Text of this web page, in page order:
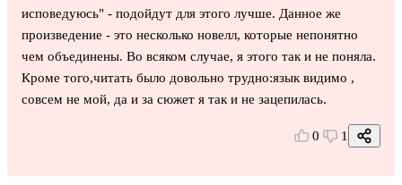
исповедуюсь" - подойдут для этого лучше. Данное же
произведение - это несколько новелл, которые непонятно
чем объединены. Во всяком случае, я этого так и не поняла.
Кроме того,читать было довольно трудно:язык видимо ,
совсем не мой, да и за сюжет я так и не зацепилась.
0 1